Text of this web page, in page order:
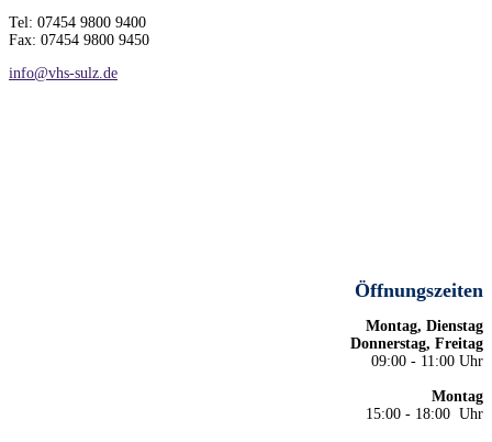
Tel: 07454 9800 9400
Fax: 07454 9800 9450
info@vhs-sulz.de
Öffnungszeiten
Montag, Dienstag
Donnerstag, Freitag
09:00 - 11:00 Uhr
Montag
15:00 - 18:00 Uhr